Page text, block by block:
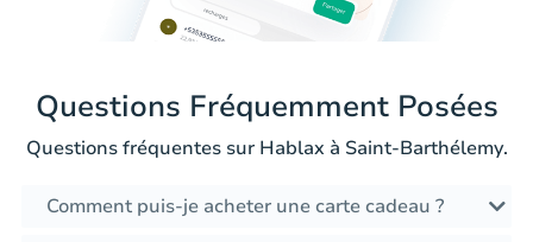
Questions Fréquemment Posées
Questions fréquentes sur Hablax à Saint-Barthélemy.
Comment puis-je acheter une carte cadeau ?